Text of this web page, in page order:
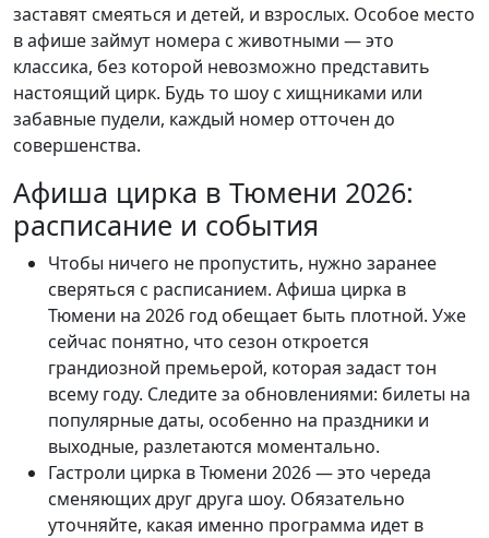
заставят смеяться и детей, и взрослых. Особое место
в афише займут номера с животными — это
классика, без которой невозможно представить
настоящий цирк. Будь то шоу с хищниками или
забавные пудели, каждый номер отточен до
совершенства.
Афиша цирка в Тюмени 2026:
расписание и события
Чтобы ничего не пропустить, нужно заранее
сверяться с расписанием. Афиша цирка в
Тюмени на 2026 год обещает быть плотной. Уже
сейчас понятно, что сезон откроется
грандиозной премьерой, которая задаст тон
всему году. Следите за обновлениями: билеты на
популярные даты, особенно на праздники и
выходные, разлетаются моментально.
Гастроли цирка в Тюмени 2026 — это череда
сменяющих друг друга шоу. Обязательно
уточняйте, какая именно программа идет в